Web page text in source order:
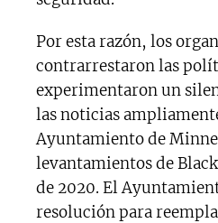
Por esta razón, los
contrarrestaron las
experimentaron un
las noticias
Ayuntamiento de
levantamientos de
de 2020. El
resolución para